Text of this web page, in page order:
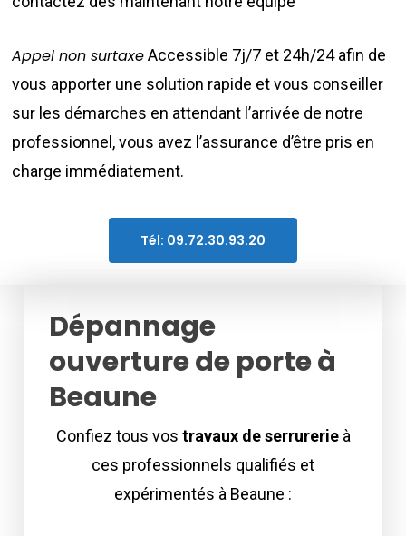
Appel non surtaxeAccessible 7j/7 et 24h/24 afin de
vous apporter une solution rapide et vous conseiller
sur les démarches en attendant l’arrivée de notre
professionnel, vous avez l’assurance d’être pris en
charge immédiatement.
Tél: 09.72.30.93.20
Dépannage
ouverture de porte à
Beaune
Confiez tous vos travaux de serrurerieà
ces professionnels qualifiés et
expérimentés à Beaune :